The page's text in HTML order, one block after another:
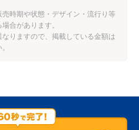
時期や状態・デザイン・流行り等
合があります。
りますので、掲載している金額は